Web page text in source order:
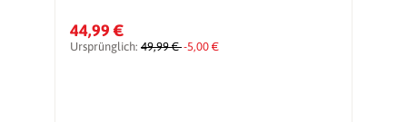
44,99 €
Ursprünglich: 49,99 €-5,00 €